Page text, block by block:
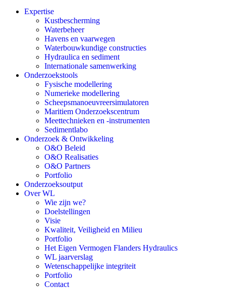
Expertise
Kustbescherming
Waterbeheer
Havens en vaarwegen
Waterbouwkundige constructies
Hydraulica en sediment
Internationale samenwerking
Onderzoekstools
Fysische modellering
Numerieke modellering
Scheepsmanoeuvreersimulatoren
Maritiem Onderzoekscentrum
Meettechnieken en -instrumenten
Sedimentlabo
Onderzoek & Ontwikkeling
O&O Beleid
O&O Realisaties
O&O Partners
Portfolio
Onderzoeksoutput
Over WL
Wie zijn we?
Doelstellingen
Visie
Kwaliteit, Veiligheid en Milieu
Portfolio
Het Eigen Vermogen Flanders Hydraulics
WL jaarverslag
Wetenschappelijke integriteit
Portfolio
Contact